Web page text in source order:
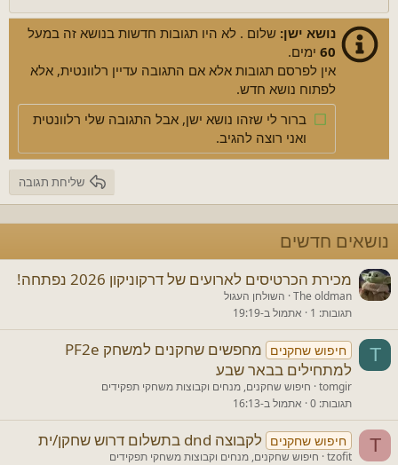
15
18
22
26
Georgia
Times New Roman
Trebuchet MS
Verdana
Justify text
כותרת 2
כותרת 3נושא ישן: שלום . לא היו תגובות חדשות בנושא זה במעל
60 ימים.
אין לפרסם תגובות אלא אם התגובה עדיין רלוונטית, אלא
לפתוח נושא חדש.
ברור לי שזהו נושא ישן, אבל התגובה שלי רלוונטית
ואני רוצה להגיב.
שליחת תגובה
נושאים חדשים
מכירת הכרטיסים לארועים של דרקוניקון 2026 נפתחה!
The oldman השולחן העגול
תגובות 1 אתמול ב-19:19
T חיפוש שחקנים
מחפשים שחקנים למשחק PF2e
למתחילים בבאר שבע
tomgir חיפוש שחקנים, מנחים וקבוצות משחקי תפקידים
תגובות 0 אתמול ב-16:13
T חיפוש שחקנים לקבוצה dnd בתשלום דרוש שחקן/ית
tzofit חיפוש שחקנים, מנחים וקבוצות משחקי תפקידים